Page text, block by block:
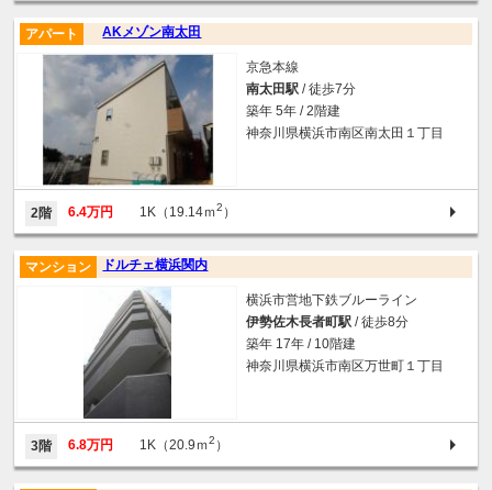
AKメゾン南太田
アパート
京急本線
南太田駅 / 徒歩7分
築年 5年 / 2階建
神奈川県横浜市南区南太田１丁目
2階 6.4万円 1K（19.14ｍ2 ）
ドルチェ横浜関内
マンション
横浜市営地下鉄ブルーライン
伊勢佐木長者町駅 / 徒歩8分
築年 17年 / 10階建
神奈川県横浜市南区万世町１丁目
3階 6.8万円 1K（20.9ｍ2 ）